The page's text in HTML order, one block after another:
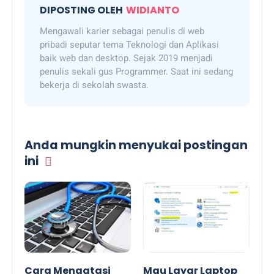
DIPOSTING OLEH WIDIANTO
Mengawali karier sebagai penulis di web
pribadi seputar tema Teknologi dan Aplikasi
baik web dan desktop. Sejak 2019 menjadi
penulis sekali gus Programmer. Saat ini sedang
bekerja di sekolah swasta.
Anda mungkin menyukai postingan
ini
Cara Mengatasi
Mau Layar Laptop